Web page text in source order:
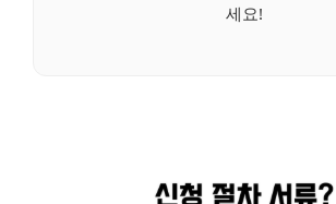
세요!